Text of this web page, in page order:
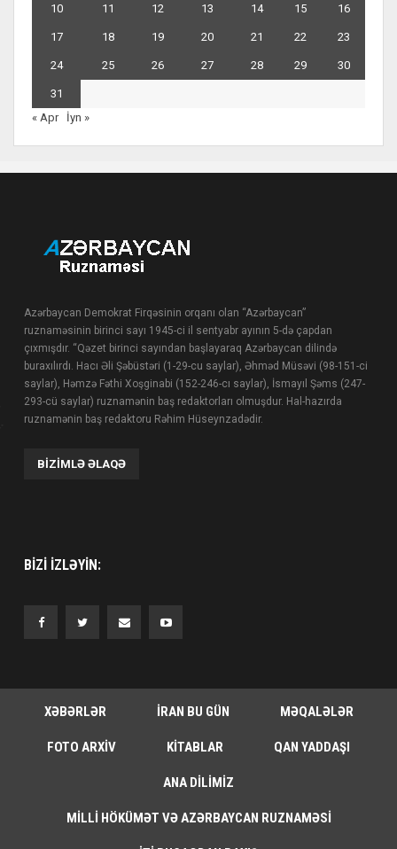
10 11 12 13 14 15 16
17 18 19 20 21 22 23
24 25 26 27 28 29 30
31
« Apr
İyn »
Azərbaycan Demokrat Firqəsinin orqanı olan “Azərbaycan”
ruznaməsinin birinci sayı 1945-ci il sentyabr ayının 5-də çapdan
çıxmışdır. “Qəzet birinci sayından başlayaraq Azərbaycan dilində
buraxılırdı. Hacı Əli Şəbüstəri (1-29-cu saylar), Əhməd Müsəvi (98-151-ci
saylar), Həmzə Fəthi Xoşginabi (152-246-cı saylar), İsmayıl Şəms (247-
293-cü saylar) ruznamənin baş redaktorları olmuşdur. Hal-hazırda
ruznamənin baş redaktoru Rəhim Hüseynzadədir.
BIZIMLƏ ƏLAQƏ
BIZI IZLƏYIN:
XƏBƏRLƏR İRAN BU GÜN MƏQALƏLƏR
FOTO ARXIV KITABLAR QAN YADDAŞI
ANA DILIMIZ
MILLI HÖKÜMƏT VƏ AZƏRBAYCAN RUZNAMƏSI